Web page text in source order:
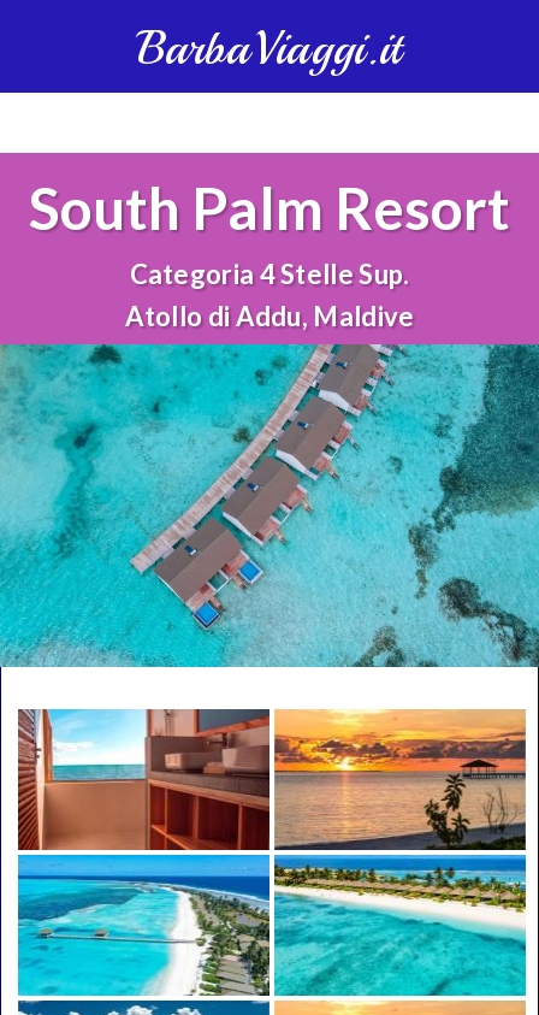
BarbaViaggi.it
South Palm Resort
Categoria 4 Stelle Sup.
Atollo di Addu, Maldive